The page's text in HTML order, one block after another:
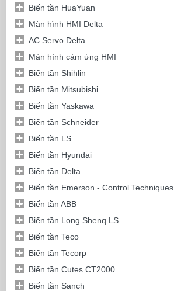
Biến tần HuaYuan
Màn hình HMI Delta
AC Servo Delta
Màn hình cảm ứng HMI
Biến tần Shihlin
Biến tần Mitsubishi
Biến tần Yaskawa
Biến tần Schneider
Biến tần LS
Biến tần Hyundai
Biến tần Delta
Biến tần Emerson - Control Techniques
Biến tần ABB
Biến tần Long Shenq LS
Biến tần Teco
Biến tần Tecorp
Biến tần Cutes CT2000
Biến tần Sanch